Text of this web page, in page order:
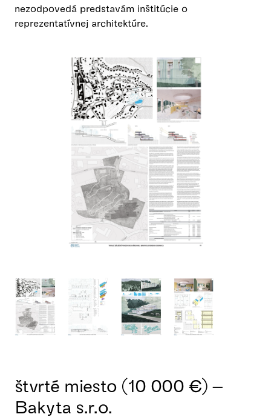
nezodpovedá predstavám inštitúcie o
reprezentatívnej architektúre.
štvrté miesto (10 000 €) –
Bakyta s.r.o.